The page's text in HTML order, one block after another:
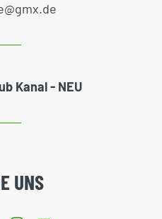
Kanal - NEU
UNS